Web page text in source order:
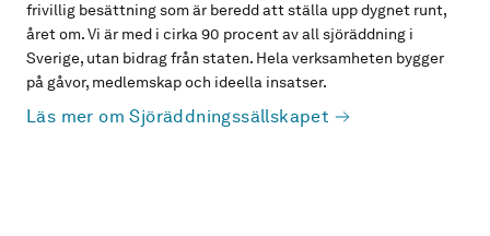
frivillig besättning som är beredd att ställa upp dygnet runt,
året om. Vi är med i cirka 90 procent av all sjöräddning i
Sverige, utan bidrag från staten. Hela verksamheten bygger
på gåvor, medlemskap och ideella insatser.
Läs mer om Sjöräddningssällskapet